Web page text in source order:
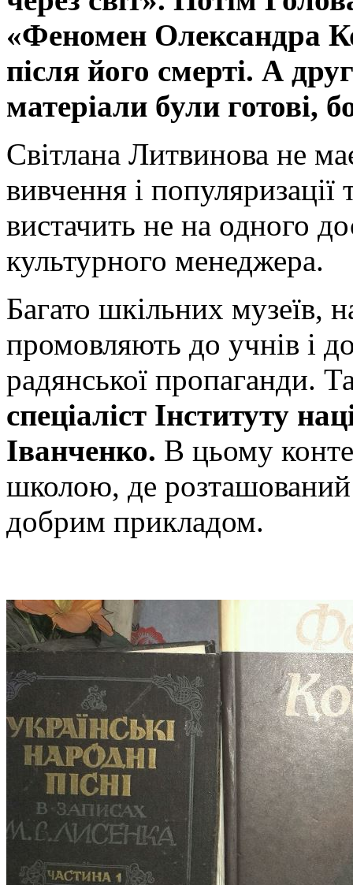
«Феномен Олександра
після його смерті. А
матеріали були готові,
Світлана Литвинова не
вивчення і
вистачить не на одного
культурного менеджера.
Багато шкільних музеїв,
промовляють до учнів і
радянської пропаганди.
спеціаліст Інституту
Іванченко. В цьому
школою, де
добрим прикладом.